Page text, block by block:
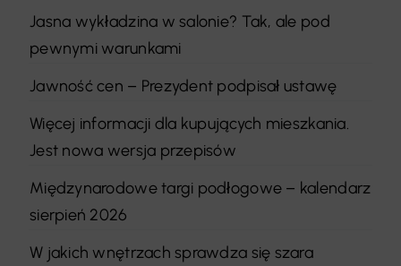
Jasna wykładzina w salonie? Tak, ale pod
pewnymi warunkami
Jawność cen – Prezydent podpisał ustawę
Więcej informacji dla kupujących mieszkania.
Jest nowa wersja przepisów
Międzynarodowe targi podłogowe – kalendarz
sierpień 2026
W jakich wnętrzach sprawdza się szara